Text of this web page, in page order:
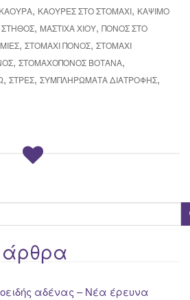
ΚΑΟΎΡΑ, ΚΑΟΎΡΕΣ ΣΤΟ ΣΤΟΜΆΧΙ, ΚΆΨΙΜΟ
ΣΤΉΘΟΣ, ΜΑΣΤΊΧΑ ΧΊΟΥ, ΠΌΝΟΣ ΣΤΟ
, ΣΤΟΜΆΧΙ ΠΌΝΟΣ, ΣΤΟΜΆΧΙ
, ΣΤΟΜΑΧΌΠΟΝΟΣ ΒΌΤΑΝΑ,
, ΣΤΡΕΣ, ΣΥΜΠΛΗΡΏΜΑΤΑ ΔΙΑΤΡΟΦΉΣ,
αδένας – Νέα έρευνα